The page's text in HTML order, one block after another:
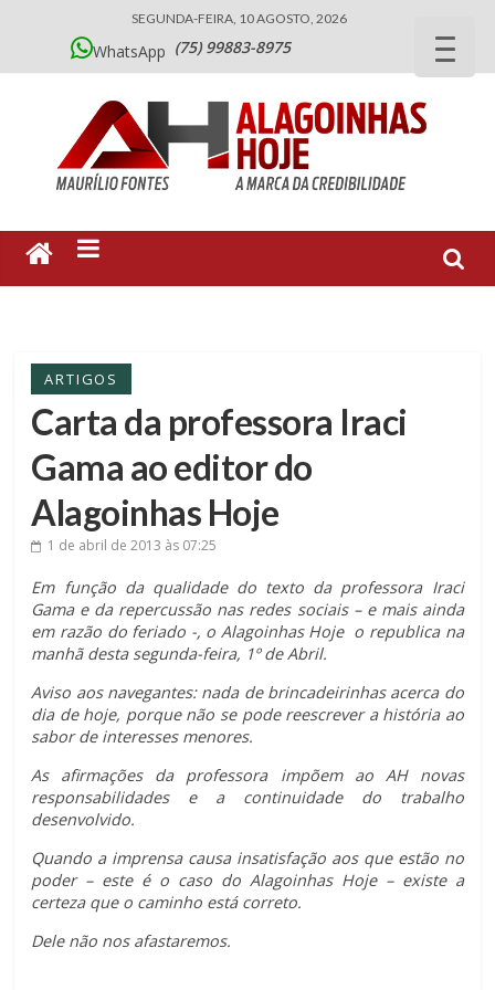
SEGUNDA-FEIRA, 10 AGOSTO, 2026
WhatsApp (75) 99883-8975
ARTIGOS
Carta da professora Iraci
Gama ao editor do
Alagoinhas Hoje
1 de abril de 2013 às 07:25
Em função da qualidade do texto da professora Iraci
Gama e da repercussão nas redes sociais – e mais ainda
em razão do feriado -, o Alagoinhas Hoje o republica na
manhã desta segunda-feira, 1º de Abril.
Aviso aos navegantes: nada de brincadeirinhas acerca do
dia de hoje, porque não se pode reescrever a história ao
sabor de interesses menores.
As afirmações da professora impõem ao AH novas
responsabilidades e a continuidade do trabalho
desenvolvido.
Quando a imprensa causa insatisfação aos que estão no
poder – este é o caso do Alagoinhas Hoje – existe a
certeza que o caminho está correto.
Dele não nos afastaremos.